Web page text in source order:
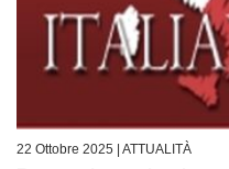
22 Ottobre 2025 | ATTUALITÀ